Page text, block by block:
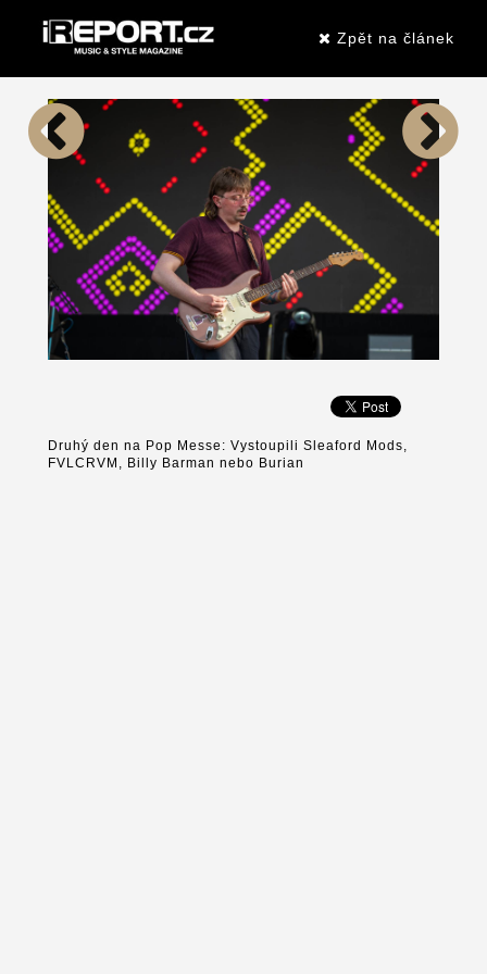
Zpět na článek
Druhý den na Pop Messe: Vystoupili Sleaford Mods,
FVLCRVM, Billy Barman nebo Burian